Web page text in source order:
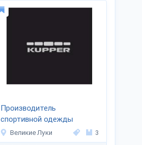
Производитель
спортивной одежды
«KUPPER»
Великие Луки 3